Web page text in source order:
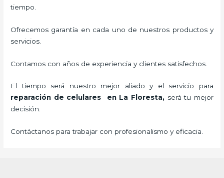
tiempo.
Ofrecemos garantía en cada uno de nuestros productos y
servicios.
Contamos con años de experiencia y clientes satisfechos.
El tiempo será nuestro mejor aliado y el servicio para
reparación de celulares en La Floresta, será tu mejor
decisión.
Contáctanos para trabajar con profesionalismo y eficacia.